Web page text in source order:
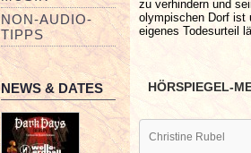
NON-AUDIO-
TIPPS
NEWS & DATES
zu verhindern und
olympischen Dorf ist
eigenes Todesurteil
HÖRSPIEGEL-
Christine Rubel